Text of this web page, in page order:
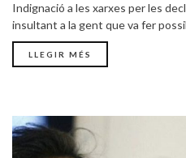
Indignació a les xarxes per les
insultant a la gent que va fer
LLEGIR MÉS